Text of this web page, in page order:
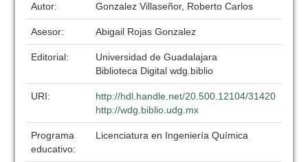
Autor: Gonzalez Villaseñor, Roberto Carlos
Asesor: Abigail Rojas Gonzalez
Editorial:
Universidad de Guadalajara
Biblioteca Digital wdg.biblio
URI:
http://hdl.handle.net/20.500.12104/31420
http://wdg.biblio.udg.mx
Programa
educativo:
Licenciatura en Ingeniería Química